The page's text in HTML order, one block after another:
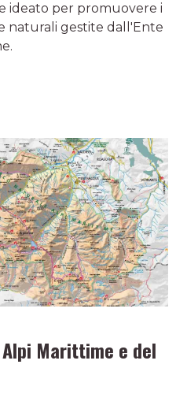
ideato per promuovere i
naturali gestite dall'Ente
Marittime e del